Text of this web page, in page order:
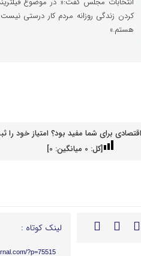
کردن زندگی روزانه مردم کار درستی
هستم.»
برای شما مفید بود؟ امتیاز خود را
[کل: 0 میانگین: 0
]
لینک کوتاه :
?p=75515